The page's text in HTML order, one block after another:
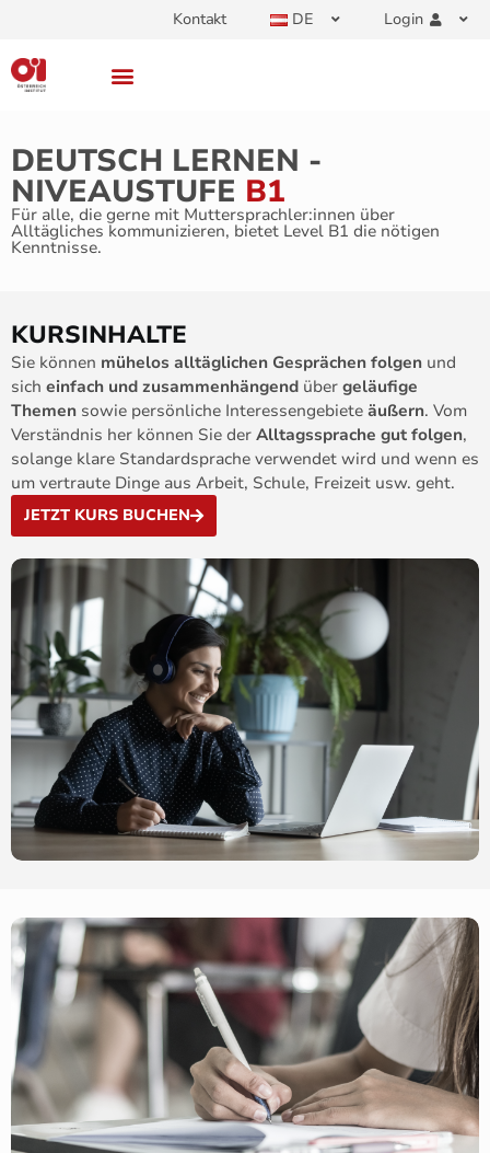
Kontakt DE Login
DEUTSCH LERNEN -
NIVEAUSTUFE B1
Für alle, die gerne mit Muttersprachler:innen über
Alltägliches kommunizieren, bietet Level B1 die nötigen
Kenntnisse.
KURSINHALTE
Sie können mühelos alltäglichen Gesprächen folgen und
sich einfach und zusammenhängend über geläufige
Themen sowie persönliche Interessengebiete äußern. Vom
Verständnis her können Sie der Alltagssprache gut folgen,
solange klare Standardsprache verwendet wird und wenn es
um vertraute Dinge aus Arbeit, Schule, Freizeit usw. geht.
JETZT KURS BUCHEN